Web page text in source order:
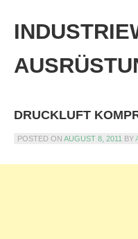
content
DRUCKLUFT
POSTED ON AUGUST 8, 2011 BY